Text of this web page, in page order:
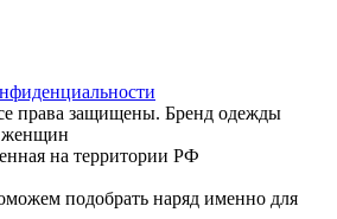
права защищены. Бренд одежды
женщин
на территории РФ
подобрать наряд именно для